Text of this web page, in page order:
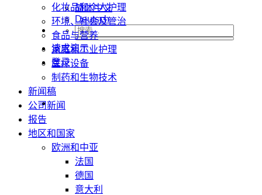
简体中文
Deutsch
请求演示
登录
化妆品和个人护理
环境、社会及管治
食品与营养
家庭和工业护理
医疗设备
制药和生物技术
新闻稿
公司新闻
报告
地区和国家
欧洲和中亚
法国
德国
意大利